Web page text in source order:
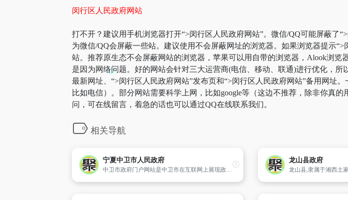
闵行区人民政府网站
打不开？建议用手机浏览器打开“>闵行区人民政府网站”。微信/QQ可能屏蔽了
为微信/QQ会屏蔽一些站。建议使用不会屏蔽网址的浏览器。如果浏览器提示
站。推荐原生态不会屏蔽网站的浏览器，苹果可以用自带的浏览器，Alook浏
是因为网络问题。好的网站会针对三大运营商(电信、移动、联通)进行优化，
最新网址、“>闵行区人民政府网站”发布页和“>闵行区人民政府网站”备用网址
比如电信）。部分网站需要科学上网，比如google等（这边不推荐，除非你真
问，可在线留言，着急的话也可以通过QQ在线联系我们。
相关导航
宁夏中卫市人民政府
中卫市政府门户网站是中卫市在互联网上展现政府形象的“窗口”,是政府转变职能、推行政务公开、接受群众监督、提高决策水平和依法行政的具体举措。网站提供中卫市：政务信息,政府文件、部门动态、市长信箱、法制连线、便民服务等综合信息。
龙山县政府